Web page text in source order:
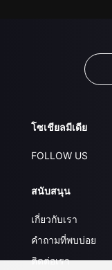
โซเชียลมีเดีย
FOLLOW US
สนับสนุน
เกี่ยวกับเรา
คำถามที่พบบ่อย
ติดต่อเรา